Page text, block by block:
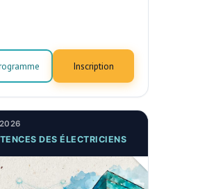
Inscription
DES ÉLECTRICIENS